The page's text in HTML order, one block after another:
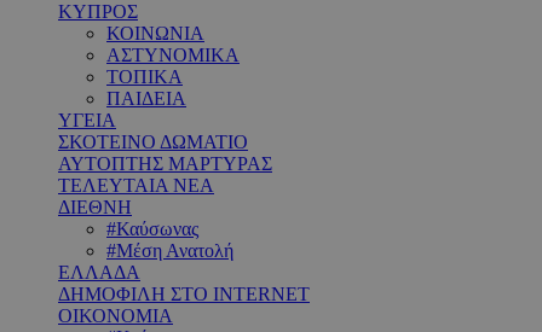
ΚΥΠΡΟΣ
ΚΟΙΝΩΝΙΑ
ΑΣΤΥΝΟΜΙΚΑ
ΤΟΠΙΚΑ
ΠΑΙΔΕΙΑ
ΥΓΕΙΑ
ΣΚΟΤΕΙΝΟ ΔΩΜΑΤΙΟ
ΑΥΤΟΠΤΗΣ ΜΑΡΤΥΡΑΣ
ΤΕΛΕΥΤΑΙΑ ΝΕΑ
ΔΙΕΘΝΗ
#Καύσωνας
#Μέση Ανατολή
ΕΛΛΑΔΑ
ΔΗΜΟΦΙΛΗ ΣΤΟ INTERNET
ΟΙΚΟΝΟΜΙΑ